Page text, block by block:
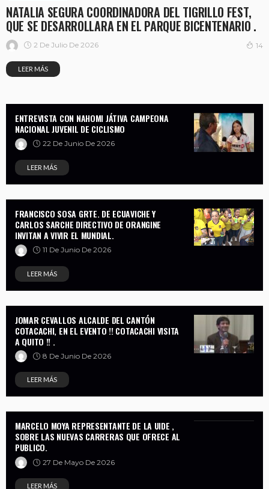
NATALIA SEGURA COORDINADORA DEL TIGRILLO FEST,
QUE SE DESARROLLARA EN EL PARQUE BICENTENARIO .
2 De Julio De 2026 14
LEER MÁS
ENTREVISTA CON NAHOMI JÁTIVA CAMPEONA
NACIONAL JUVENIL DE CICLISMO
22 De Junio De 2026
LEER MÁS
FRANCISCO SOSA GRTE. DE ECUAVICHE Y
CARLOS SARCHE DIRECTIVO DE ORANGINE
INVITAN A VIVIR EL MUNDIAL.
11 De Junio De 2026
LEER MÁS
JOMAR CEVALLOS ALCALDE DEL CANTÓN
COTACACHI, EN EL EVENTO !! COTACACHI VISITA
A QUITO !! .
8 De Junio De 2026
LEER MÁS
MARCELO MOYA REPRESENTANTE DE LA UIDE ,
SOBRE LAS NUEVAS CARRERAS QUE OFRECE AL
PUBLICO.
27 De Mayo De 2026
LEER MÁS